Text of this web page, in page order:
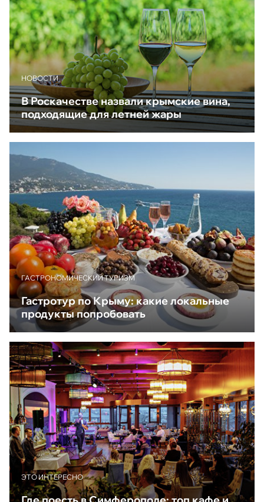
НОВОСТИ
В Роскачестве назвали крымские вина,
подходящие для летней жары
ГАСТРОНОМИЧЕСКИЙ ТУРИЗМ
Гастротур по Крыму: какие локальные
продукты попробовать
ЭТО ИНТЕРЕСНО